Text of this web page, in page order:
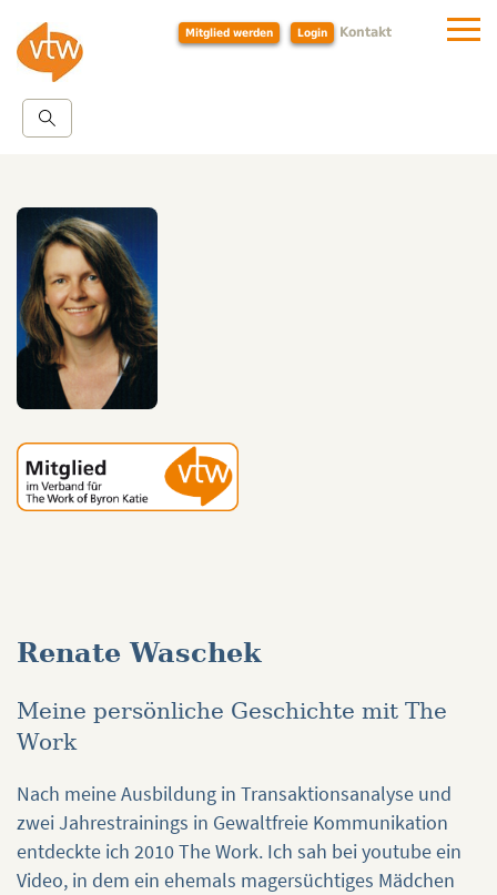
Mitglied werden Login Kontakt
Renate Waschek
Meine persönliche Geschichte mit The
Work
Nach meine Ausbildung in Transaktionsanalyse und
zwei Jahrestrainings in Gewaltfreie Kommunikation
entdeckte ich 2010 The Work. Ich sah bei youtube ein
Video, in dem ein ehemals magersüchtiges Mädchen